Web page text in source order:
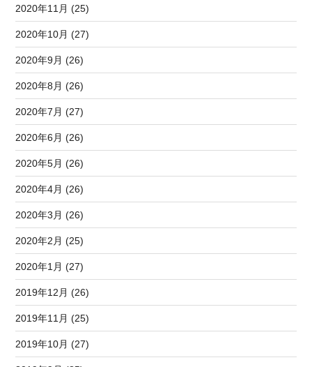
2020年11月 (25)
2020年10月 (27)
2020年9月 (26)
2020年8月 (26)
2020年7月 (27)
2020年6月 (26)
2020年5月 (26)
2020年4月 (26)
2020年3月 (26)
2020年2月 (25)
2020年1月 (27)
2019年12月 (26)
2019年11月 (25)
2019年10月 (27)